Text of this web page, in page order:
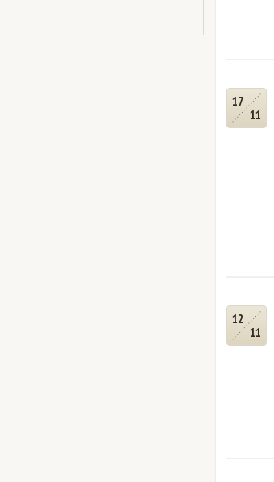
17
11
12
11